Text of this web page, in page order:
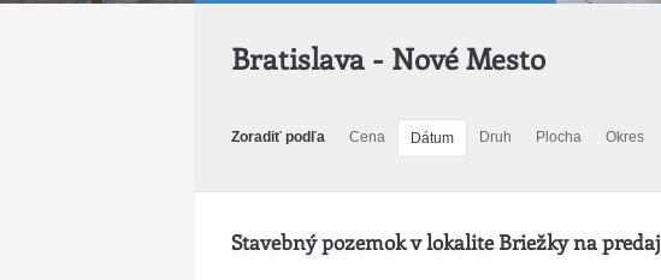
Bratislava - Nové Mesto
Zoradiť podľa Cena Dátum Druh Plocha Okres
Stavebný pozemok v lokalite Briežky na predaj